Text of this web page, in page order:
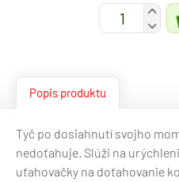
Popis produktu
Tyč po dosiahnutí svojho
nedoťahuje. Slúži na
uťahovačky na doťahovanie